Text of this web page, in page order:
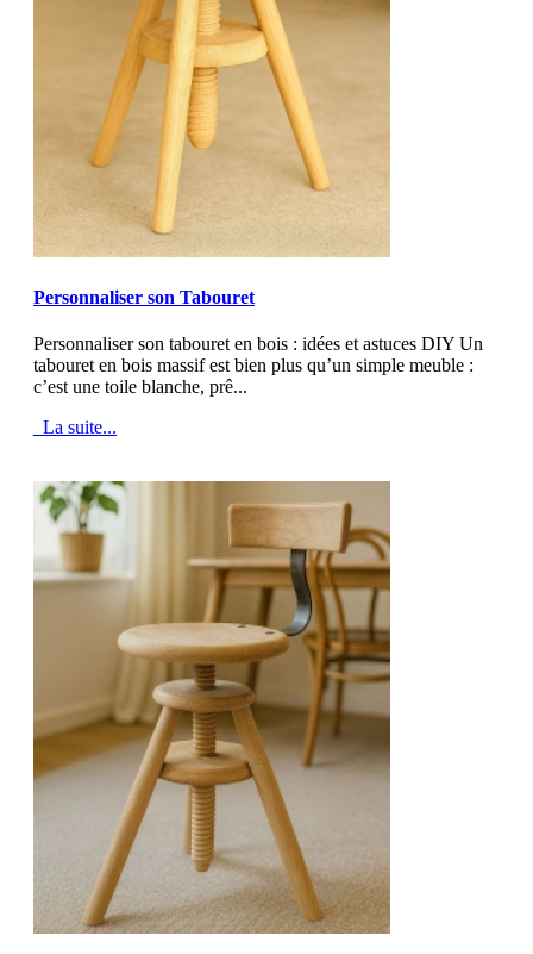
Personnaliser son Tabouret
Personnaliser son tabouret en bois : idées et astuces DIY Un
tabouret en bois massif est bien plus qu’un simple meuble :
c’est une toile blanche, prê...
La suite...